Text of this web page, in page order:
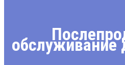
обслуживание